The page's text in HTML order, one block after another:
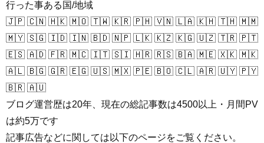
行った事ある国/地域
🇯🇵 🇨🇳 🇭🇰 🇲🇴 🇹🇼 🇰🇷 🇵🇭 🇻🇳 🇱🇦 🇰🇭 🇹🇭 🇲🇲
🇲🇾 🇸🇬 🇮🇩 🇮🇳 🇧🇩 🇳🇵 🇱🇰 🇰🇿 🇰🇬 🇺🇿 🇹🇷 🇵🇹
🇪🇸 🇦🇩 🇫🇷 🇲🇨 🇮🇹 🇸🇮 🇭🇷 🇷🇸 🇧🇦 🇲🇪 🇽🇰 🇲🇰
🇦🇱 🇧🇬 🇬🇷 🇪🇬 🇺🇸 🇲🇽 🇵🇪 🇧🇴 🇨🇱 🇦🇷 🇺🇾 🇵🇾
🇧🇷 🇦🇺
ブログ運営歴は20年、現在の総記事数は4500以上・月間PV
は約5万です
記事広告などに関しては以下のページをご覧ください。